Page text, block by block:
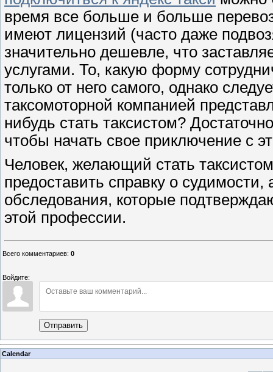
время все больше и больше
имеют лицензий (часто даже
значительно дешевле, что
услугами. То, какую форму
только от него самого, однако
таксомоторной компанией
нибудь стать таксистом?
чтобы начать свое приключение с
Человек, желающий стать
предоставить справку о
обследования, которые
этой профессии.
Всего комментариев: 0
Войдите:
Отправить
Calendar